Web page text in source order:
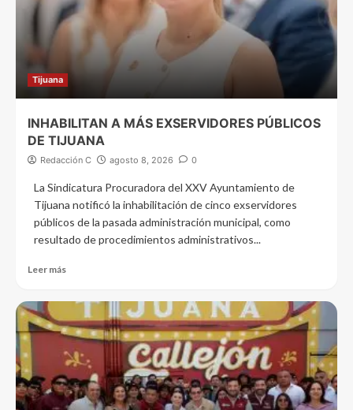
Tijuana
INHABILITAN A MÁS EXSERVIDORES PÚBLICOS
DE TIJUANA
Redacción C agosto 8, 2026 0
La Sindicatura Procuradora del XXV Ayuntamiento de
Tijuana notificó la inhabilitación de cinco exservidores
públicos de la pasada administración municipal, como
resultado de procedimientos administrativos...
Leer más